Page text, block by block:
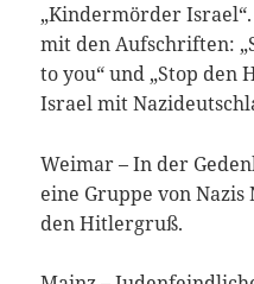
„Kindermörder
mit den Aufschriften:
to you“ und „Stop den
Israel mit
Weimar – In der
eine Gruppe von
den Hitlergruß.